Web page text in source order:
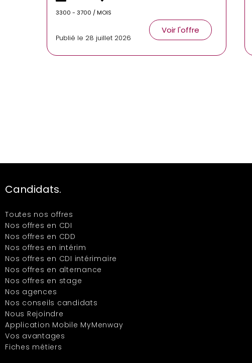
3300 - 3700 / MOIS
Publié le 28 juillet 2026
Voir l'offre
Candidats.
Toutes nos offres
Nos offres en CDI
Nos offres en CDD
Nos offres en intérim
Nos offres en CDI intérimaire
Nos offres en alternance
Nos offres en stage
Nos agences
Nos conseils candidats
Nous Rejoindre
Application Mobile MyMenway
Vos avantages
Fiches métiers